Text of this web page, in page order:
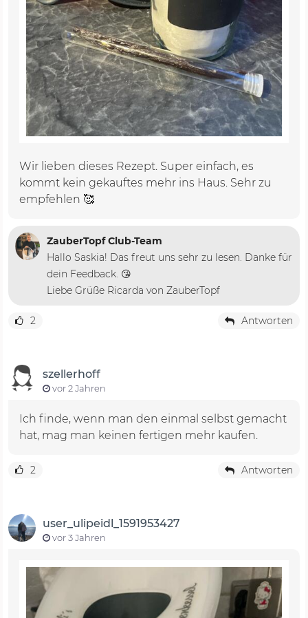
Wir lieben dieses Rezept. Super einfach, es
kommt kein gekauftes mehr ins Haus. Sehr zu
empfehlen 🥰
ZauberTopf Club-Team
Hallo Saskia! Das freut uns sehr zu lesen. Danke für
dein Feedback. 😘
Liebe Grüße Ricarda von ZauberTopf
2 Antworten
szellerhoff
vor 2 Jahren
Ich finde, wenn man den einmal selbst gemacht
hat, mag man keinen fertigen mehr kaufen.
2 Antworten
user_ulipeidl_1591953427
vor 3 Jahren